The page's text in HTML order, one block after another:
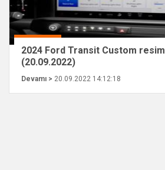
2024 Ford Transit Custom
(20.09.2022)
Devamı > 20.09.2022 14:12:18